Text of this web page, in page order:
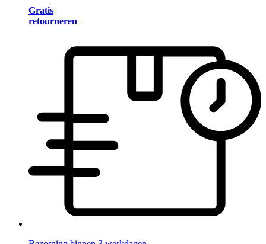
Gratis
retourneren